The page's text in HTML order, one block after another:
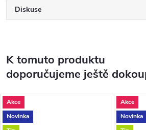
Diskuse
K tomuto produktu
doporučujeme ještě
Akce
Novinka
Akce
Novinka